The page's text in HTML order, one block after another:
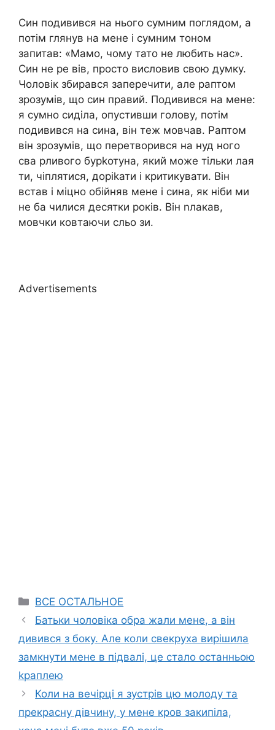
Син подивився на нього сумним поглядом, а
потім глянув на мене і сумним тоном
запитав: «Мамо, чому тато не любить нас».
Син не ре вів, просто висловив свою думку.
Чоловік збирався заперечити, але раптом
зрозумів, що син правий. Подивився на мене:
я сумно сиділа, опустивши голову, потім
подивився на сина, він теж мовчав. Раптом
він зрозумів, що перетворився на нуд ного
сва рливого бурkотуна, який може тільки лая
ти, чіплятися, доріkати і критикувати. Він
встав і міцно обійняв мене і сина, як ніби ми
не ба чилися десятки років. Він nлакав,
мовчки ковтаючи сльо зи.
Advertisements
Categories
ВСЕ ОСТАЛЬНОЕ
Батьки чоловіка обра жали мене, а він
дивився з боку. Але коли свекруха вирішила
замкнути мене в підвалі, це стало останньою
kраплею
Коли на вечірці я зустрів цю молоду та
прекрасну дівчину, у мене кров закипіла,